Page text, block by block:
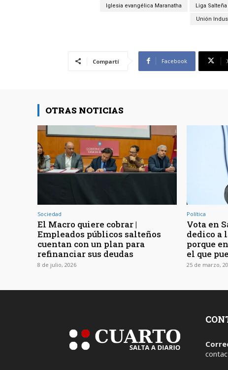
Iglesia evangélica Maranatha Liga
Unión
Compartí Facebook
OTRAS NOTICIAS
Sociedad
El Macro quiere cobrar |
Empleados públicos salteños
cuentan con un plan para
refinanciar sus deudas
8 de julio, 2026
Política
Vota en
dedico a
porque
el que
25 de marzo,